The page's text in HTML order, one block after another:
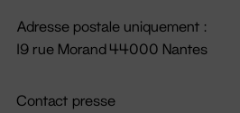
Adresse postale uniquement :
19 rue Morand 44000 Nantes
Contact presse